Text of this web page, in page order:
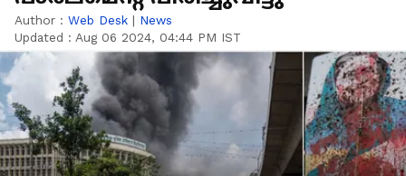
Author : Web Desk | News
Updated : Aug 06 2024, 04:44 PM IST